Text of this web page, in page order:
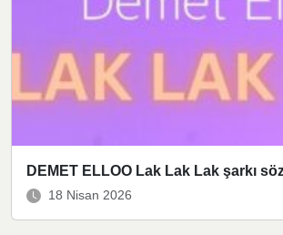
DEMET ELLOO Lak Lak Lak şarkı
18 Nisan 2026